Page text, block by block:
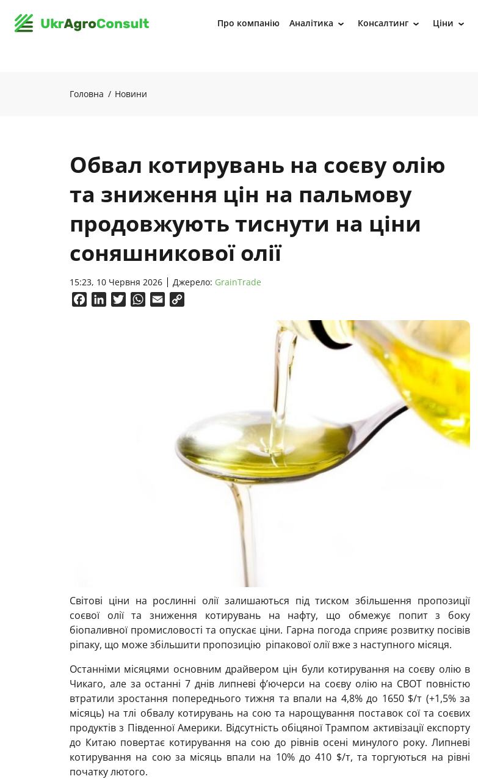
Про компанію Аналітика › Консалтинг › Ціни ›
Головна Новини
Обвал котирувань на соєву олію
та зниження цін на пальмову
продовжують тиснути на ціни
соняшникової олії
15:23, 10 Червня 2026 Джерело: GrainTrade
FacebookLinkedInTwitterWhatsApp
Email
Світові ціни на рослинні олії залишаються під тиском збільшення пропозиції
соєвої олії та зниження котирувань на нафту, що обмежує попит з боку
біопаливної промисловості та опускає ціни. Гарна погода сприяє розвитку посівів
ріпаку, що може збільшити пропозицію ріпакової олії вже з наступного місяця.
Останніми місяцями основним драйвером цін були котирування на соєву олію в
Чикаго, але за останні 7 днів липневі ф’ючерси на соєву олію на СВОТ повністю
втратили зростання попереднього тижня та впали на 4,8% до 1650 $/т (+1,5% за
місяць) на тлі обвалу котирувань на сою та нарощування поставок сої та соєвих
продуктів з Південної Америки. Відсутність обіцяної Трампом активізації експорту
до Китаю повертає котирування на сою до рівнів осені минулого року. Липневі
котирування на сою за місяць впали на 10% до 410 $/т, та торгуються на рівні
початку лютого.